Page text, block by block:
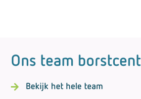
Ons team
Bekijk het hele team